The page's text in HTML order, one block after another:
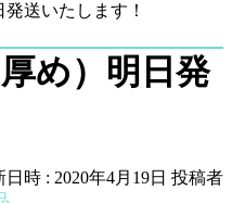
送いたします！
め）明日発
時 : 2020年4月19日 投稿者